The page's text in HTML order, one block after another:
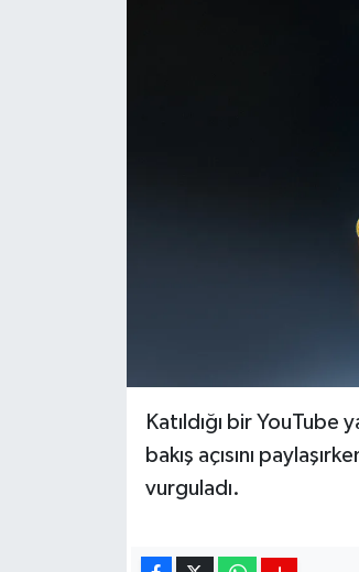
Katıldığı bir YouTube
bakış açısını
vurguladı.